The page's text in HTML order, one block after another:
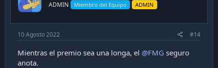
ADMIN Miembro del Equipo ADMIN
10 Agosto 2022 #14
Mientras el premio sea una longa, el @FMG seguro
anota.